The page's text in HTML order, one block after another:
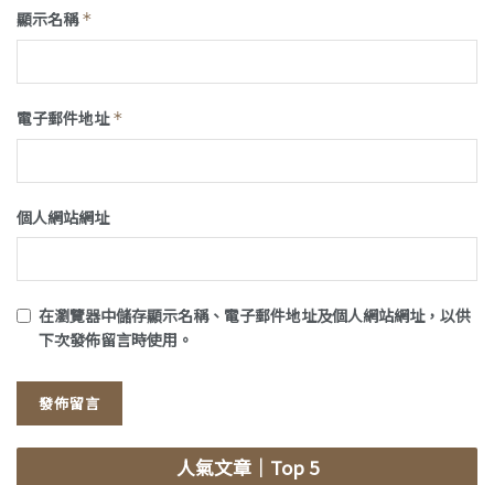
顯示名稱*
電子郵件地址*
個人網站網址
在瀏覽器中儲存顯示名稱、電子郵件地址及個人網站網址，以供
下次發佈留言時使用。
人氣文章｜Top 5